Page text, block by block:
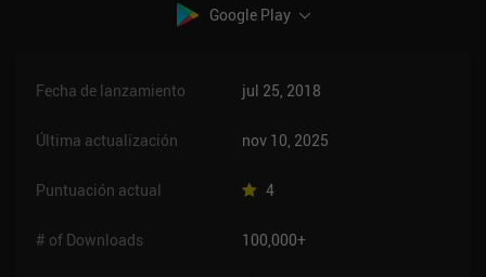
Google Play
Fecha de lanzamiento jul 25, 2018
Última actualización nov 10, 2025
Puntuación actual 4
# of Downloads 100,000+